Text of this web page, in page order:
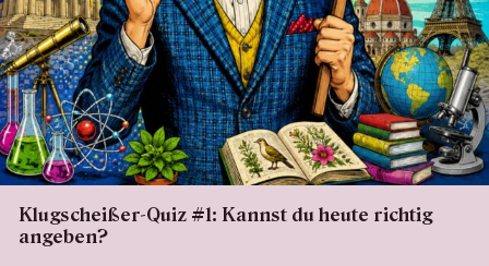
Klugscheißer-Quiz #1: Kannst du heute richtig
angeben?